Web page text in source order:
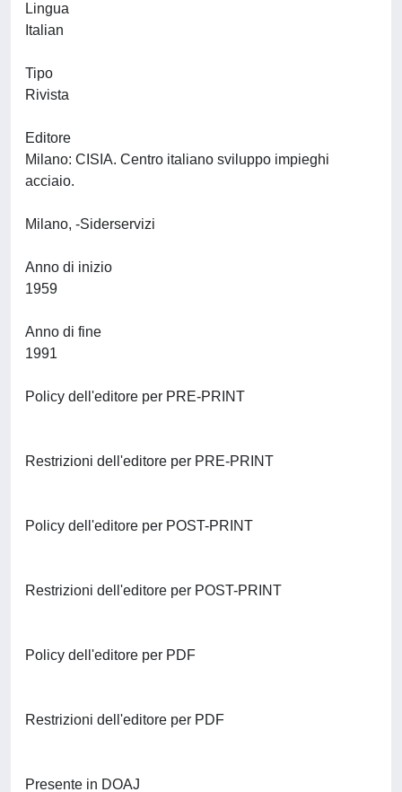
Lingua
Tipo
Rivista
Editore
Milano: CISIA. Centro italiano sviluppo impieghi
acciaio.
Anno di inizio
Anno di fine
Policy dell'editore per PRE-PRINT
Restrizioni dell'editore per PRE-PRINT
Policy dell'editore per POST-PRINT
Restrizioni dell'editore per POST-PRINT
Policy dell'editore per PDF
Restrizioni dell'editore per PDF
Presente in DOAJ